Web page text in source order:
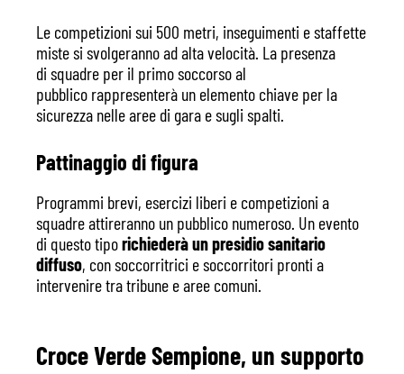
Le competizioni sui 500 metri, inseguimenti e staffette
miste si svolgeranno ad alta velocità. La presenza
di squadre per il primo soccorso al
pubblico rappresenterà un elemento chiave per la
sicurezza nelle aree di gara e sugli spalti.
Pattinaggio di figura
Programmi brevi, esercizi liberi e competizioni a
squadre attireranno un pubblico numeroso. Un evento
di questo tiporichiederà un presidio sanitario
diffuso, con soccorritrici e soccorritori pronti a
intervenire tra tribune e aree comuni.
Croce Verde Sempione, un supporto